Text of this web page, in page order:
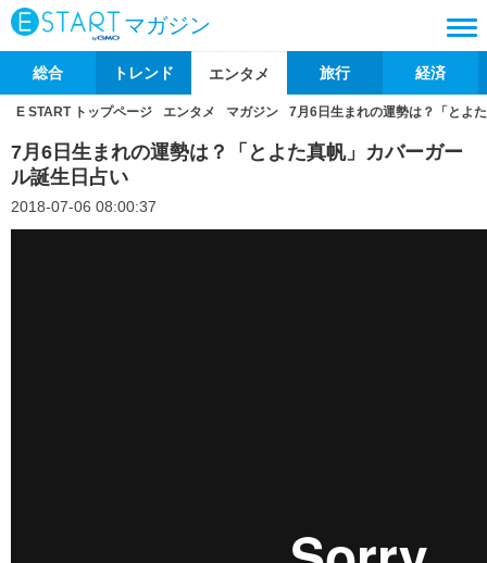
マガジン
総合 トレンド エンタメ 旅行 経済
E START トップページ エンタメ マガジン 7月6日生まれの運勢は？「とよ
7月6日生まれの運勢は？「とよた真帆」カバーガー
ル誕生日占い
2018-07-06 08:00:37